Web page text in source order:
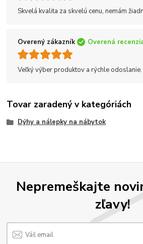
Skvelá kvalita za skvelú cenu, nemám
Overený zákazník Overená
Veľký výber produktov a rýchle odoslanie.
Tovar zaradený v kategóriách
Dýhy a nálepky na nábytok
Nepremeškajte
zľavy!